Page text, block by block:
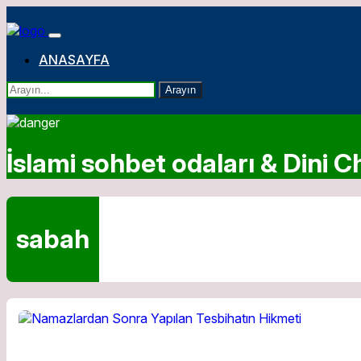
ANASAYFA
Arayın
İslami sohbet odaları & Dini
sabah